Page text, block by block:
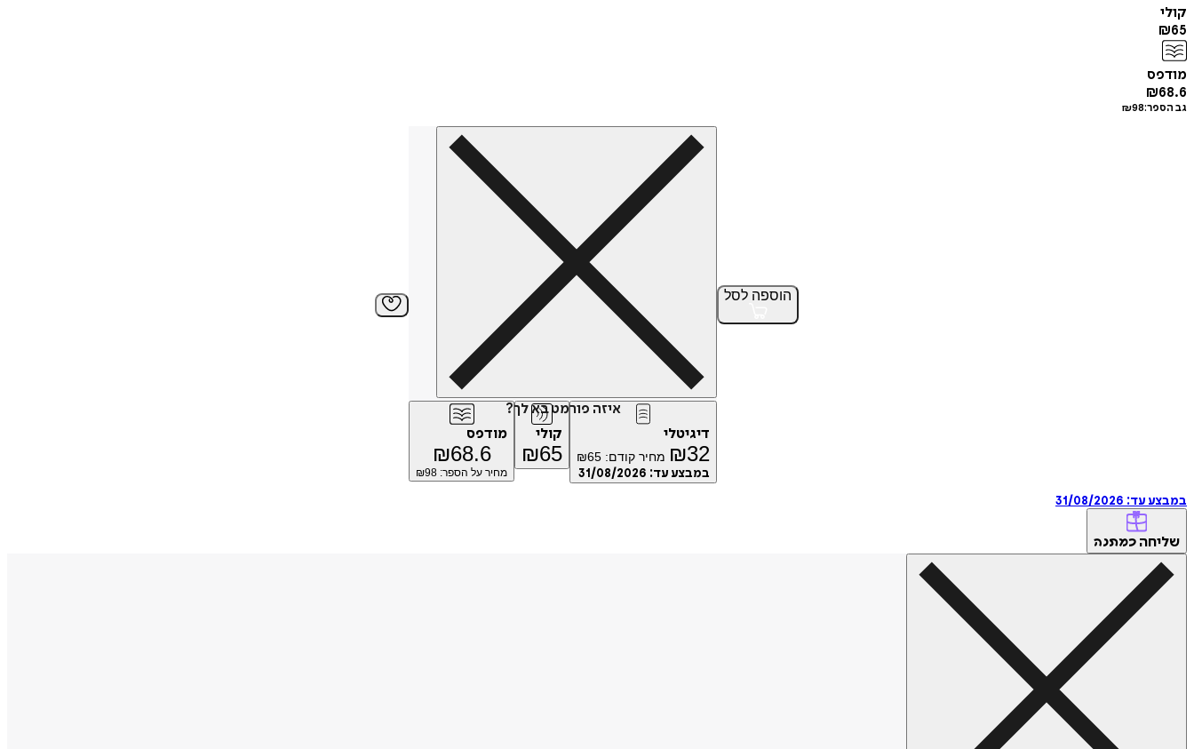
קולי
₪65
מודפס
₪68.6
גב הספר: ₪98
הוספה לסל
איזה פורמט בא לך?
דיגיטלי
₪32 מחיר קודם: ₪65
במבצע עד: 31/08/2026
קולי
₪65
מודפס
₪68.6
מחיר על הספר: ₪ 98
במבצע עד: 31/08/2026
שליחה כמתנה